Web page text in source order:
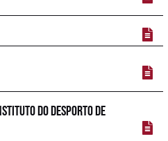
do Desporto de